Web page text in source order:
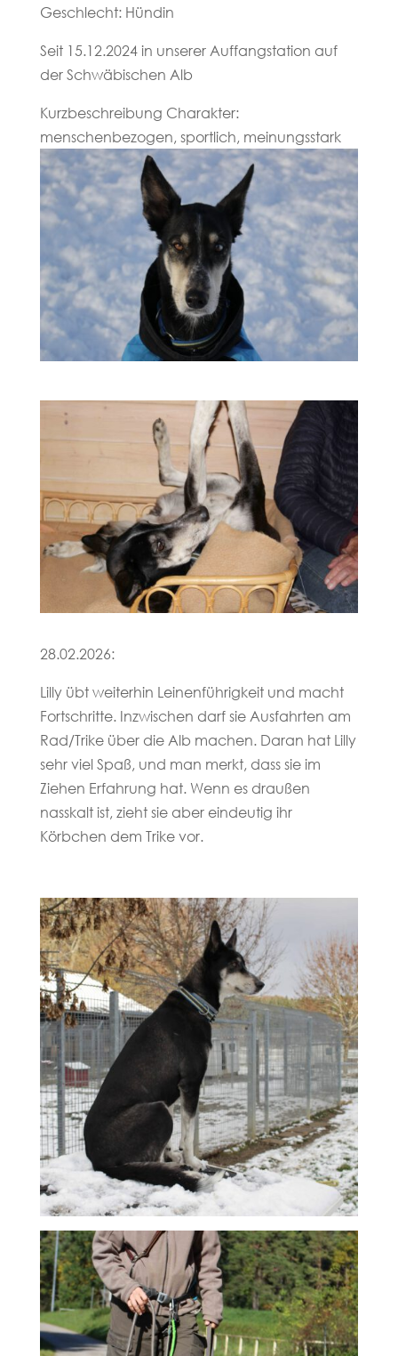
Geschlecht: Hündin
Seit 15.12.2024 in unserer Auffangstation auf
der Schwäbischen Alb
Kurzbeschreibung Charakter:
menschenbezogen, sportlich, meinungsstark
28.02.2026:
Lilly übt weiterhin Leinenführigkeit und macht
Fortschritte. Inzwischen darf sie Ausfahrten am
Rad/Trike über die Alb machen. Daran hat Lilly
sehr viel Spaß, und man merkt, dass sie im
Ziehen Erfahrung hat. Wenn es draußen
nasskalt ist, zieht sie aber eindeutig ihr
Körbchen dem Trike vor.